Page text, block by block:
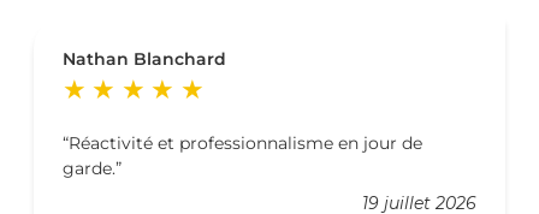
Nathan Blanchard
19 juillet 2026
Réactivité et professionnalisme en jour de
garde.